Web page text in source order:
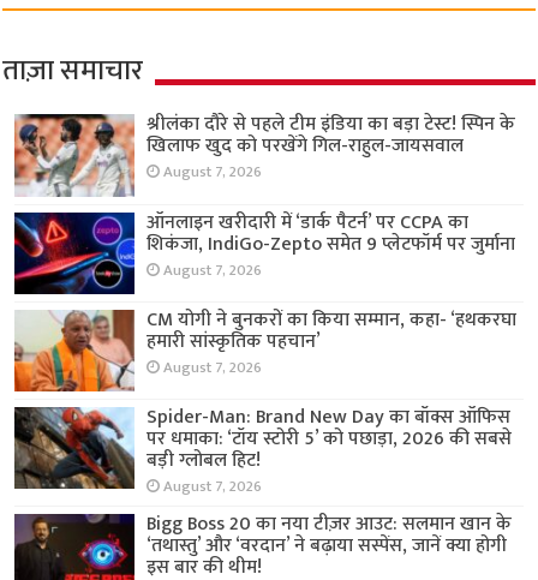
ताज़ा समाचार
श्रीलंका दौरे से पहले टीम इंडिया का बड़ा टेस्ट! स्पिन के
खिलाफ खुद को परखेंगे गिल-राहुल-जायसवाल
August 7, 2026
ऑनलाइन खरीदारी में ‘डार्क पैटर्न’ पर CCPA का
शिकंजा, IndiGo-Zepto समेत 9 प्लेटफॉर्म पर जुर्माना
August 7, 2026
CM योगी ने बुनकरों का किया सम्मान, कहा- ‘हथकरघा
हमारी सांस्कृतिक पहचान’
August 7, 2026
Spider-Man: Brand New Day का बॉक्स ऑफिस
पर धमाका: ‘टॉय स्टोरी 5’ को पछाड़ा, 2026 की सबसे
बड़ी ग्लोबल हिट!
August 7, 2026
Bigg Boss 20 का नया टीज़र आउट: सलमान खान के
‘तथास्तु’ और ‘वरदान’ ने बढ़ाया सस्पेंस, जानें क्या होगी
इस बार की थीम!